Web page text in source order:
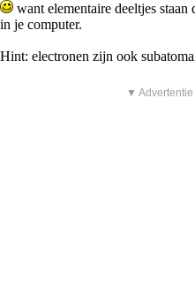
want elementaire deeltjes
in je computer.
Hint: electronen zijn ook
▼